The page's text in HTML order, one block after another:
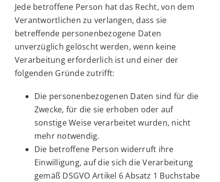
Jede betroffene Person hat das Recht, von dem
Verantwortlichen zu verlangen, dass sie
betreffende personenbezogene Daten
unverzüglich gelöscht werden, wenn keine
Verarbeitung erforderlich ist und einer der
folgenden Gründe zutrifft:
Die personenbezogenen Daten sind für die
Zwecke, für die sie erhoben oder auf
sonstige Weise verarbeitet wurden, nicht
mehr notwendig.
Die betroffene Person widerruft ihre
Einwilligung, auf die sich die Verarbeitung
gemäß DSGVO Artikel 6 Absatz 1 Buchstabe